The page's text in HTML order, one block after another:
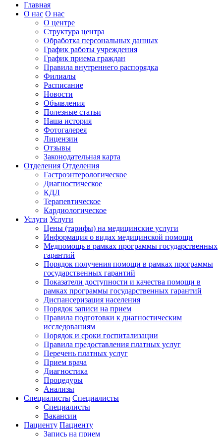
Главная
О нас О нас
О центре
Структура центра
Обработка персональных данных
График работы учреждения
График приема граждан
Правила внутреннего распорядка
Филиалы
Расписание
Новости
Объявления
Полезные статьи
Наша история
Фотогалерея
Лицензии
Отзывы
Законодательная карта
Отделения Отделения
Гастроэнтерологическое
Диагностическое
КДЛ
Терапевтическое
Кардиологическое
Услуги Услуги
Цены (тарифы) на медицинские услуги
Информация о видах медицинской помощи
Медпомощь в рамках программы государственных
гарантий
Порядок получения помощи в рамках программы
государственных гарантий
Показатели доступности и качества помощи в
рамках программы государственных гарантий
Диспансеризация населения
Порядок записи на прием
Правила подготовки к диагностическим
исследованиям
Порядок и сроки госпитализации
Правила предоставления платных услуг
Перечень платных услуг
Прием врача
Диагностика
Процедуры
Анализы
Специалисты Специалисты
Специалисты
Вакансии
Пациенту Пациенту
Запись на прием